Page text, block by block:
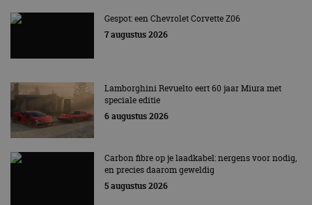
Automerken
Contact
MotorRAI.nl
Gespot: een Chevrolet Corvette Z06
7 augustus 2026
Lamborghini Revuelto eert 60 jaar Miura met
speciale editie
6 augustus 2026
Carbon fibre op je laadkabel: nergens voor nodig,
en precies daarom geweldig
5 augustus 2026